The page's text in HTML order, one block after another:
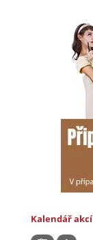
Kalendář akcí